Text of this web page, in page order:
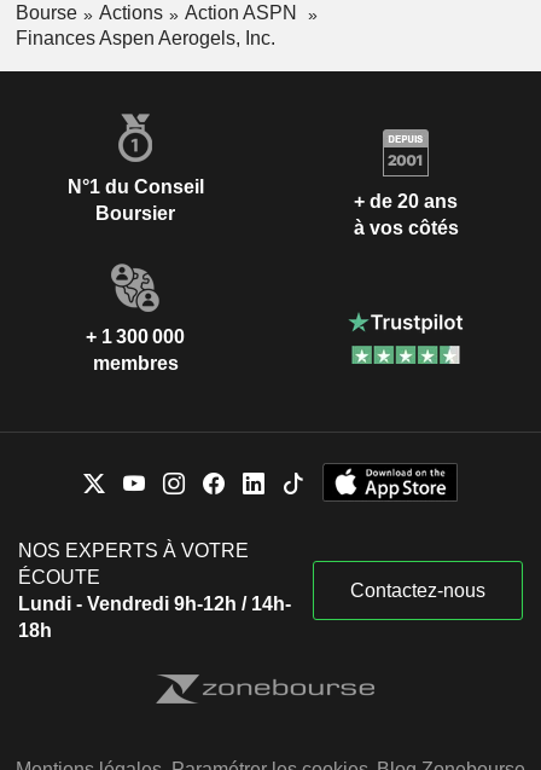
Bourse Actions
Action ASPN
Finances Aspen Aerogels, Inc.
N°1 du Conseil
Boursier
+ de 20 ans
à vos côtés
+ 1 300 000
membres
NOS EXPERTS À VOTRE
ÉCOUTE
Lundi - Vendredi 9h-12h / 14h-
18h
Contactez-nous